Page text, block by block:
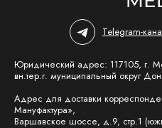
Telegram-
Юридический адрес: 117105, г.
вн.тер.г. муниципальный округ
Адрес для доставки
Мануфактура»,
Варшавское шоссе, д.9, стр.1